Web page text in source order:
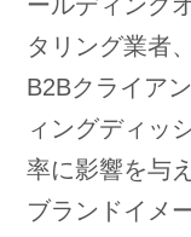
タリング業者
B2Bクライア
ィングディッ
率に影響を与
ブランドイメ